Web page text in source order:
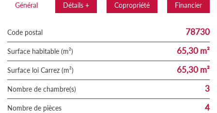
Général Détails + Copropriété Financier
Code postal 78730
Surface habitable (m²) 65,30 m²
Surface loi Carrez (m²) 65,30 m²
Nombre de chambre(s) 3
Nombre de pièces 4